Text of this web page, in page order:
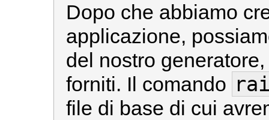
Dopo che abbiamo
applicazione,
del nostro
forniti. Il comando
file di base di cui